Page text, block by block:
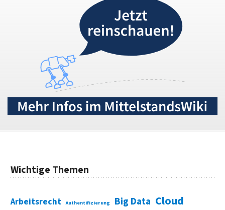
Wichtige Themen
Arbeitsrecht Authentifizierung Big Data Cloud